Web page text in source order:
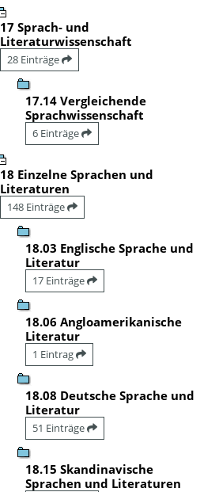
17 Sprach- und
Literaturwissenschaft
28 Einträge
17.14 Vergleichende
Sprachwissenschaft
6 Einträge
18 Einzelne Sprachen und
Literaturen
148 Einträge
18.03 Englische Sprache und
Literatur
17 Einträge
18.06 Angloamerikanische
Literatur
1 Eintrag
18.08 Deutsche Sprache und
Literatur
51 Einträge
18.15 Skandinavische
Sprachen und Literaturen